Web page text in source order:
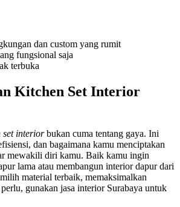
dan custom yang rumit
fungsional saja
terbuka
Kitchen Set Interior
set interiorbukan cuma tentang gaya. Ini
dan bagaimana kamu menciptakan
mewakili diri kamu. Baik kamu ingin
lama atau membangun interior dapur dari
material terbaik, memaksimalkan
gunakan jasa interior Surabaya untuk